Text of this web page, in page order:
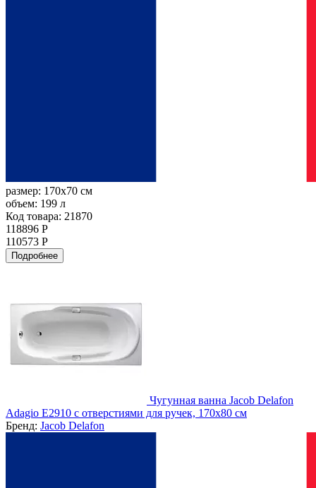
размер: 170x70 см
объем: 199 л
Код товара: 21870
118896 Р
110573 Р
Подробнее
Чугунная ванна Jacob Delafon
Adagio E2910 с отверстиями для ручек, 170х80 см
Бренд: Jacob Delafon